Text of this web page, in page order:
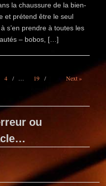
la chaussure de la bien-
et prétend être le seul
s’en prendre à toutes les
– bobos, […]
4 … 19 Next »
ou